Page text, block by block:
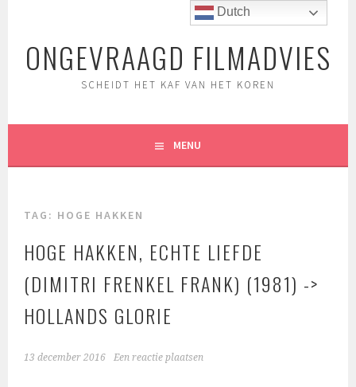
inhoudONGEVRAAGD FILMADVIES
SCHEIDT HET KAF VAN HET KOREN
MENU
TAG: HOGE HAKKEN
HOGE HAKKEN, ECHTE LIEFDE
(DIMITRI FRENKEL FRANK) (1981) ->
HOLLANDS GLORIE
13 december 2016 Een reactie plaatsen
Dutch